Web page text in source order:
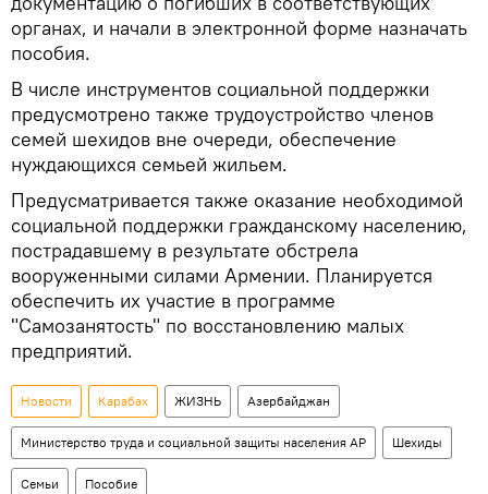
органах, и начали в электронной форме назначать
пособия.
В числе инструментов социальной поддержки
предусмотрено также трудоустройство членов
семей шехидов вне очереди, обеспечение
нуждающихся семьей жильем.
Предусматривается также оказание необходимой
социальной поддержки гражданскому населению,
пострадавшему в результате обстрела
вооруженными силами Армении. Планируется
обеспечить их участие в программе
"Самозанятость" по восстановлению малых
предприятий.
Новости Карабах ЖИЗНЬ Азербайджан
Министерство труда и социальной защиты населения АР Шехиды
Семьи Пособие